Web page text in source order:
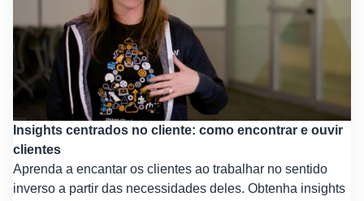
Insights centrados no cliente: como encontrar e ouvir
clientes
Aprenda a encantar os clientes ao trabalhar no sentido
inverso a partir das necessidades deles. Obtenha insights